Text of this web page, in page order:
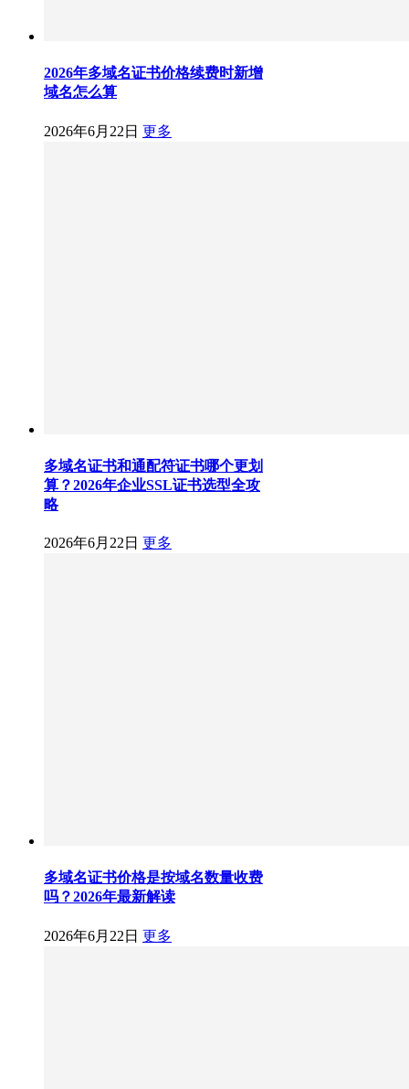
2026年多域名证书价格续费时新增
域名怎么算
2026年6月22日 更多
多域名证书和通配符证书哪个更划
算？2026年企业SSL证书选型全攻
略
2026年6月22日 更多
多域名证书价格是按域名数量收费
吗？2026年最新解读
2026年6月22日 更多